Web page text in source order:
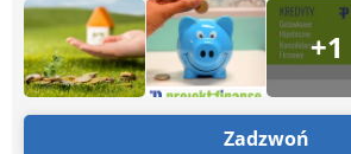
+1
Zadzwoń